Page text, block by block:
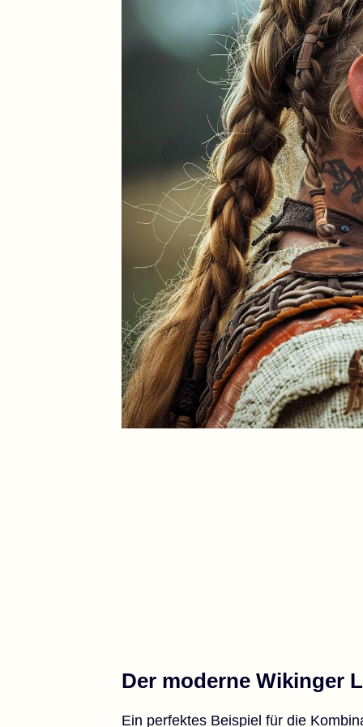
Der moderne Wikinger
Ein perfektes Beispiel für die